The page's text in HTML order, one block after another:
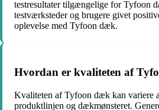
testresultater tilgængelige for Tyfoon
testværksteder og brugere givet
oplevelse med Tyfoon dæk.
Hvordan er kvaliteten af
Kvaliteten af Tyfoon dæk kan variere
produktlinjen og dækmønsteret.